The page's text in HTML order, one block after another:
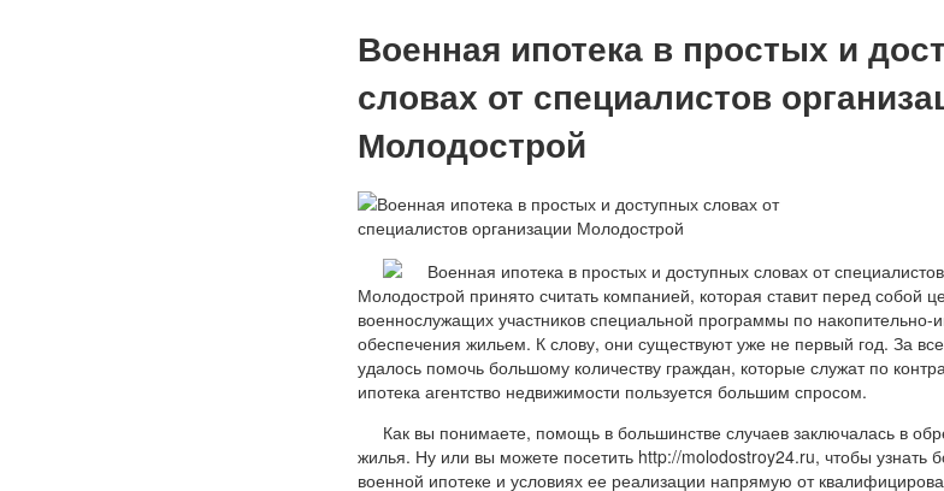
Военная ипотека в простых и
словах от специалистов
Молодострой
Молодострой принято считать компанией, которая ставит перед собой
военнослужащих участников специальной программы по накопительно-
обеспечения жильем. К слову, они существуют уже не первый год. За
удалось помочь большому количеству граждан, которые служат по
ипотека агентство недвижимости пользуется большим спросом.
Как вы понимаете, помощь в большинстве случаев заключалась в
жилья. Ну или вы можете посетить http://molodostroy24.ru, чтобы узнать
военной ипотеке и условиях ее реализации напрямую от